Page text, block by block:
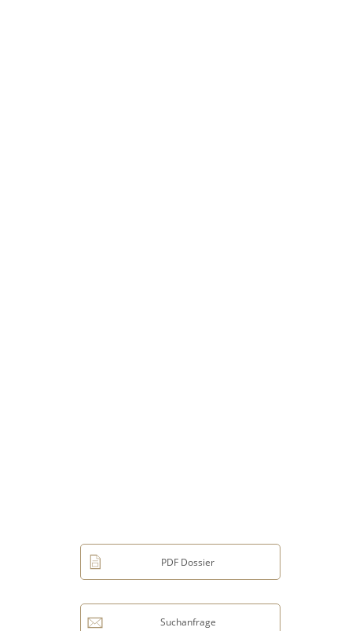
PDF Dossier
Suchanfrage